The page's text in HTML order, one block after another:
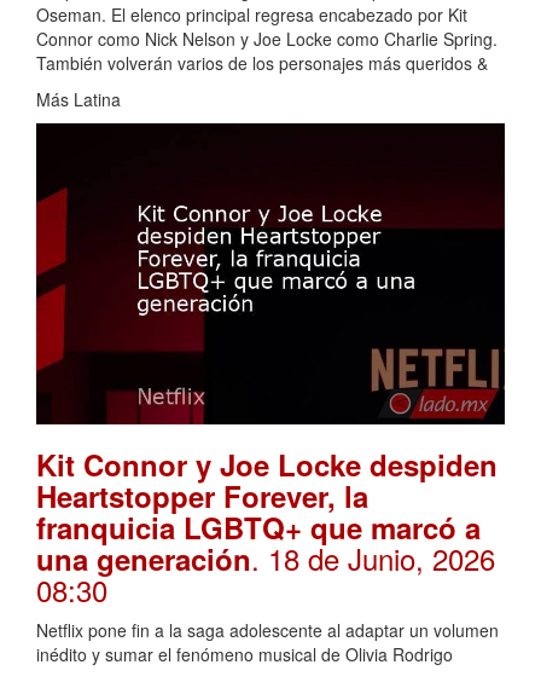
Oseman. El elenco principal regresa encabezado por Kit
Connor como Nick Nelson y Joe Locke como Charlie Spring.
También volverán varios de los personajes más queridos &
Más Latina
Kit Connor y Joe Locke despiden
Heartstopper Forever, la
franquicia LGBTQ+ que marcó a
una generación. 18 de Junio, 2026
08:30
Netflix pone fin a la saga adolescente al adaptar un volumen
inédito y sumar el fenómeno musical de Olivia Rodrigo